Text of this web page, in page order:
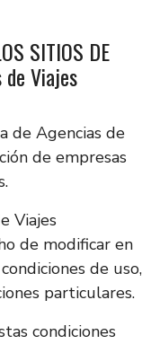
SITIOS DE
Viajes
de Agencias de
de empresas
Viajes
de modificar en
de uso,
particulares.
condiciones